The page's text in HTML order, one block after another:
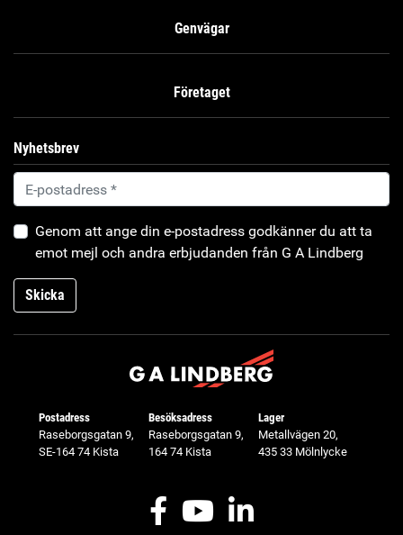
Genvägar
Företaget
Nyhetsbrev
Genom att ange din e-postadress godkänner du att ta
emot mejl och andra erbjudanden från G A Lindberg
Skicka
Postadress
Raseborgsgatan 9,
SE-164 74 Kista
Besöksadress
Raseborgsgatan 9,
164 74 Kista
Lager
Metallvägen 20,
435 33 Mölnlycke
FacebookYoutubeLinkedIn